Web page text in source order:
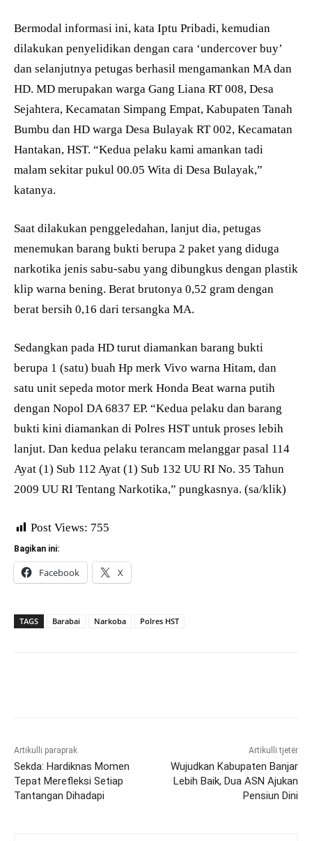
Bermodal informasi ini, kata Iptu Pribadi, kemudian
dilakukan penyelidikan dengan cara ‘undercover buy’
dan selanjutnya petugas berhasil mengamankan MA dan
HD. MD merupakan warga Gang Liana RT 008, Desa
Sejahtera, Kecamatan Simpang Empat, Kabupaten Tanah
Bumbu dan HD warga Desa Bulayak RT 002, Kecamatan
Hantakan, HST. “Kedua pelaku kami amankan tadi
malam sekitar pukul 00.05 Wita di Desa Bulayak,”
katanya.
Saat dilakukan penggeledahan, lanjut dia, petugas
menemukan barang bukti berupa 2 paket yang diduga
narkotika jenis sabu-sabu yang dibungkus dengan plastik
klip warna bening. Berat brutonya 0,52 gram dengan
berat bersih 0,16 dari tersangka MA.
Sedangkan pada HD turut diamankan barang bukti
berupa 1 (satu) buah Hp merk Vivo warna Hitam, dan
satu unit sepeda motor merk Honda Beat warna putih
dengan Nopol DA 6837 EP. “Kedua pelaku dan barang
bukti kini diamankan di Polres HST untuk proses lebih
lanjut. Dan kedua pelaku terancam melanggar pasal 114
Ayat (1) Sub 112 Ayat (1) Sub 132 UU RI No. 35 Tahun
2009 UU RI Tentang Narkotika,” pungkasnya. (sa/klik)
Post Views: 755
Bagikan ini:
Facebook X
TAGS Barabai Narkoba Polres HST
Artikulli paraprak
Sekda: Hardiknas Momen
Tepat Merefleksi Setiap
Tantangan Dihadapi
Artikulli tjetër
Wujudkan Kabupaten Banjar
Lebih Baik, Dua ASN Ajukan
Pensiun Dini